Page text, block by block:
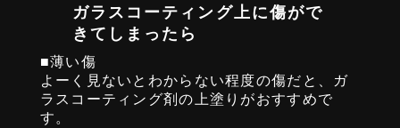
ガラスコーティング上に傷がで
きてしまったら
■薄い傷
よーく見ないとわからない程度の傷だと、ガ
ラスコーティング剤の上塗りがおすすめで
す。